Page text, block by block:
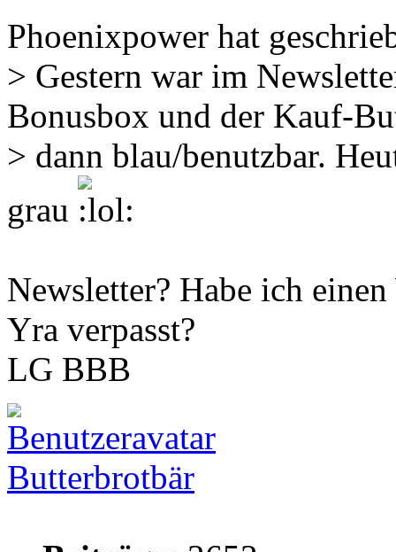
Phoenixpower hat
> Gestern war im
Bonusbox und der Kauf-
> dann blau/benutzbar.
grau
Newsletter? Habe ich
Yra verpasst?
LG BBB
Butterbrotbär